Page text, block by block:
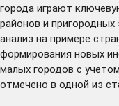
города играют
районов и
анализ на примере
формирования новых
малых городов с
отмечено в одной из